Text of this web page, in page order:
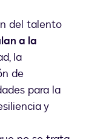
del talento
a la
la
de
para la
y